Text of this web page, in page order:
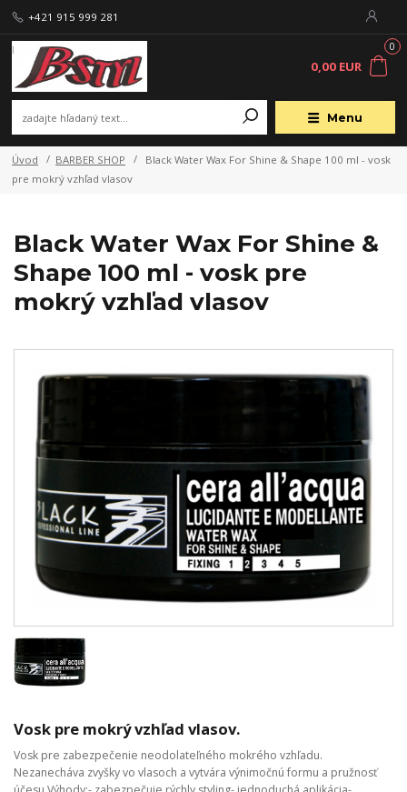
Menu
+421 915 999 281
0
0,00 EUR
Úvod BARBER SHOP
Black Water Wax For Shine & Shape 100 ml - vosk
pre mokrý vzhľad vlasov
Black Water Wax For Shine &
Shape 100 ml - vosk pre
mokrý vzhľad vlasov
Vosk pre mokrý vzhľad vlasov.
Vosk pre zabezpečenie neodolateľného mokrého vzhľadu.
Nezanecháva zvyšky vo vlasoch a vytvára výnimočnú formu a pružnosť